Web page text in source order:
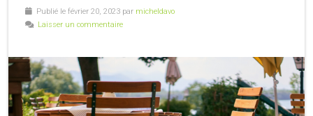
Publié le février 20, 2023 par micheldavo
Laisser un commentaire